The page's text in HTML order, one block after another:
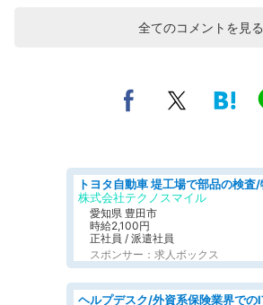
全てのコメントを見る
株式会社テクノスマイル
愛知県 豊田市
時給2,100円
正社員 / 派遣社員
スポンサー：求人ボックス